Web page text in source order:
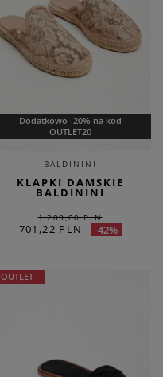
Dodatkowo -20% na kod
OUTLET20
BALDININI
KLAPKI DAMSKIE
BALDININI
1 209,00 PLN
701,22 PLN -42%
OUTLET